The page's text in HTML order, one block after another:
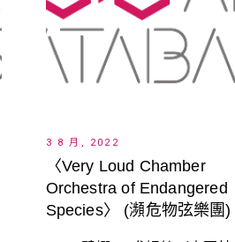
3 8 月, 2022
〈Very Loud Chamber
Orchestra of Endangered
Species〉 (瀕危物弦樂團)